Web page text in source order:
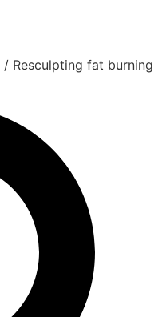
/ Resculpting fat burning